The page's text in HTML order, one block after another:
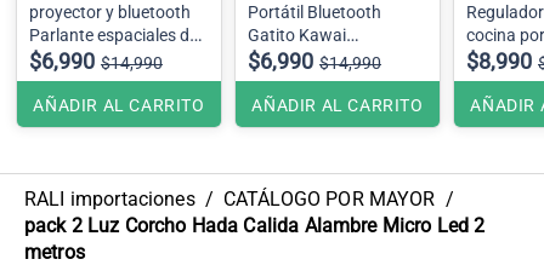
proyector y bluetooth
Parlante espaciales de
galaxia, lámpara de
navegación espacial.
$6,990 $14,990
AÑADIR AL CARRITO
Portátil Bluetooth
Gatito Kawai
se envian surtidos;
celeste y rosado
$6,990 $14,990
AÑADIR AL CARRITO
$8,990
AÑADIR
RALI importaciones / CATÁLOGO POR MAYOR /
pack 2 Luz Corcho Hada Calida Alambre Micro Led 2
metros